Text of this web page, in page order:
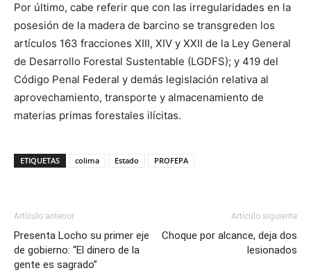
Por último, cabe referir que con las irregularidades en la
posesión de la madera de barcino se transgreden los
artículos 163 fracciones XIII, XIV y XXII de la Ley General
de Desarrollo Forestal Sustentable (LGDFS); y 419 del
Código Penal Federal y demás legislación relativa al
aprovechamiento, transporte y almacenamiento de
materias primas forestales ilícitas.
ETIQUETAS colima Estado PROFEPA
Artículo anterior
Presenta Locho su primer eje
de gobierno: “El dinero de la
Artículo siguiente
Choque por alcance, deja dos
lesionados